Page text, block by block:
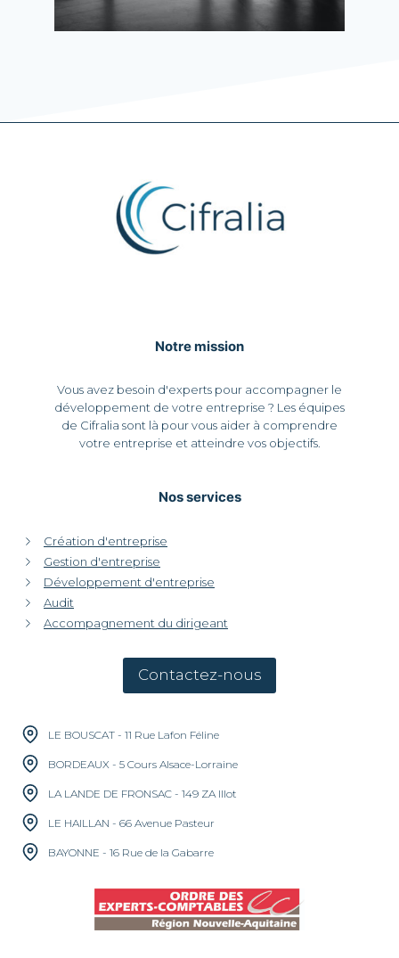
Notre mission
Vous avez besoin d'experts pour accompagner le
développement de votre entreprise ? Les équipes
de Cifralia sont là pour vous aider à comprendre
votre entreprise et atteindre vos objectifs.
Nos services
Création d'entreprise
Gestion d'entreprise
Développement d'entreprise
Audit
Accompagnement du dirigeant
Contactez-nous
LE BOUSCAT - 11 Rue Lafon Féline
BORDEAUX - 5 Cours Alsace-Lorraine
LA LANDE DE FRONSAC - 149 ZA Illot
LE HAILLAN - 66 Avenue Pasteur
BAYONNE - 16 Rue de la Gabarre